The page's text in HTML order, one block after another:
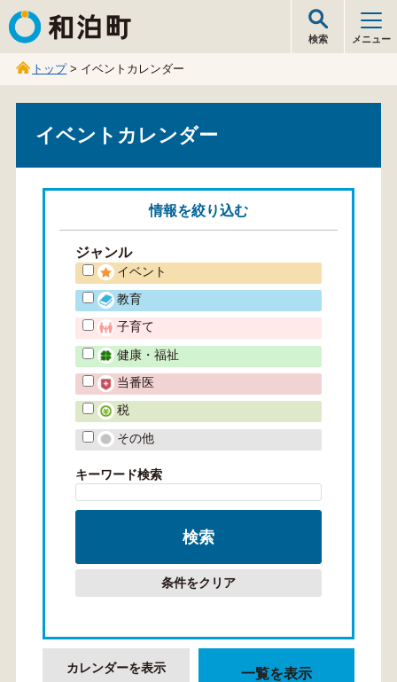
和泊町
検索 メニュー
トップ> イベントカレンダー
イベントカレンダー
情報を絞り込む
ジャンル
イベント
教育
子育て
健康・福祉
当番医
税
その他
キーワード検索
条件をクリア
カレンダーを表示 一覧を表示